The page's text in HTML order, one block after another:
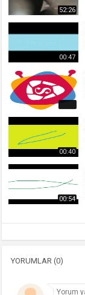
52:26
00:47
00:40
00:54
YORUMLAR (0)